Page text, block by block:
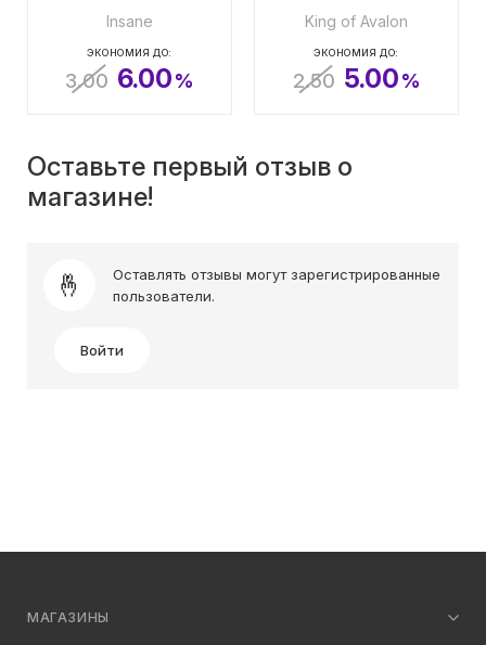
Insane
ЭКОНОМИЯ ДО:
3.00 6.00%
King of Avalon
ЭКОНОМИЯ ДО:
2.50 5.00%
Оставьте первый отзыв о
магазине!
Оставлять отзывы могут зарегистрированные
пользователи.
Войти
МАГАЗИНЫ